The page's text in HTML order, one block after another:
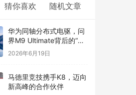
猜你喜欢 随机文章
华为同轴分布式电驱，问
界M9 Ultimate背后的“车
轮思想者”
2026年6月19日
马德里竞技携手K8，迈向
新高峰的合作伙伴